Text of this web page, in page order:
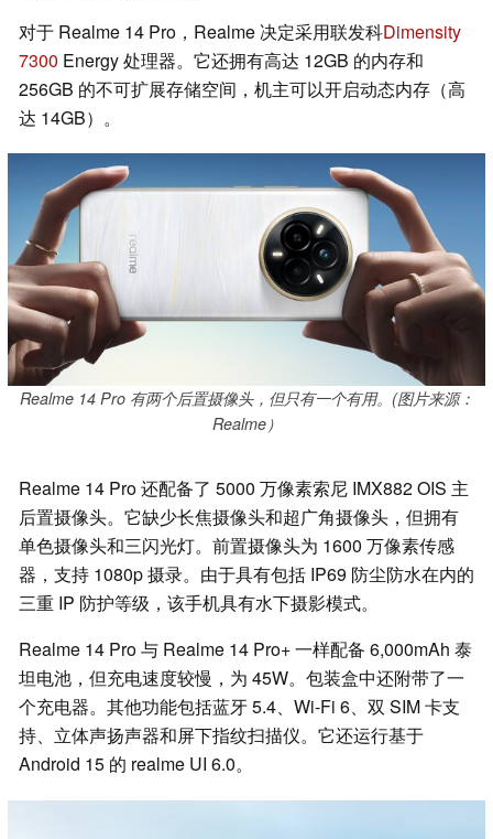
对于 Realme 14 Pro，Realme 决定采用联发科Dimensity
7300 Energy 处理器。它还拥有高达 12GB 的内存和
256GB 的不可扩展存储空间，机主可以开启动态内存（高
达 14GB）。
Realme 14 Pro 有两个后置摄像头，但只有一个有用。(图片来源：
Realme）
Realme 14 Pro 还配备了 5000 万像素索尼 IMX882 OIS 主
后置摄像头。它缺少长焦摄像头和超广角摄像头，但拥有
单色摄像头和三闪光灯。前置摄像头为 1600 万像素传感
器，支持 1080p 摄录。由于具有包括 IP69 防尘防水在内的
三重 IP 防护等级，该手机具有水下摄影模式。
Realme 14 Pro 与 Realme 14 Pro+ 一样配备 6,000mAh 泰
坦电池，但充电速度较慢，为 45W。包装盒中还附带了一
个充电器。其他功能包括蓝牙 5.4、Wi-Fi 6、双 SIM 卡支
持、立体声扬声器和屏下指纹扫描仪。它还运行基于
Android 15 的 realme UI 6.0。